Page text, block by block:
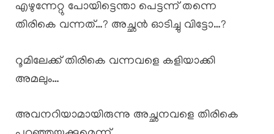
എഴുന്നേറ്റു പോയിട്ടെന്താ പെട്ടന്ന് തന്നെ
തിരികെ വന്നത്…? അച്ഛൻ ഓടിച്ചു വിട്ടോ…?
റൂമിലേക്ക് തിരികെ വന്നവളെ കളിയാക്കി
അമലും…
അവനറിയാമായിരുന്നു അച്ഛനവളെ തിരികെ